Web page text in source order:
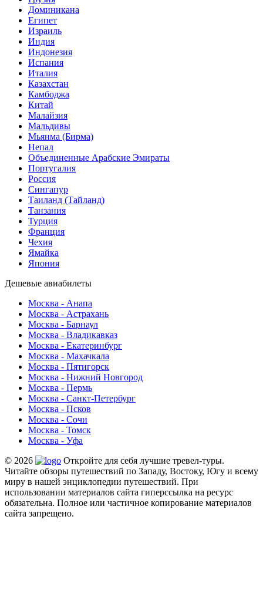
Доминикана
Египет
Израиль
Индия
Индонезия
Испания
Италия
Казахстан
Камбоджа
Китай
Малайзия
Мальдивы
Мьянма (Бирма)
Непал
Объединенные Арабские Эмираты
Португалия
Россия
Сингапур
Таиланд (Тайланд)
Танзания
Турция
Франция
Чехия
Ямайка
Япония
Дешевые авиабилеты
Москва - Анапа
Москва - Астрахань
Москва - Барнаул
Москва - Владикавказ
Москва - Екатеринбург
Москва - Махачкала
Москва - Пятигорск
Москва - Нижний Новгород
Москва - Пермь
Москва - Санкт-Петербург
Москва - Псков
Москва - Сочи
Москва - Томск
Москва - Уфа
© 2026
Откройте для себя лучшие тревел-туры.
Читайте обзоры путешествий по Западу, Востоку, Югу и всему
миру в нашей энциклопедии путешествий. При
использовании материалов сайта гиперссылка на ресурс
обязательна. Полное или частичное копирование материалов
сайта запрещено.